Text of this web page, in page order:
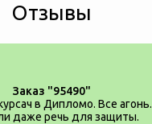
Отзывы
Заказ "95490"
в Дипломо. Все агонь.
даже речь для защиты.